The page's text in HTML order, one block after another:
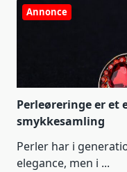
Annonce
Perleøreringe er et
smykkesamling
Perler har i
elegance, men i ...